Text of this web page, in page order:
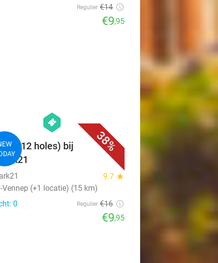
Regulier €14
€9,95
38%
hexagon
events
(12 holes) bij
9.7 star
Vennep (+1 locatie) (15 km)
0
Regulier €16
€9,95